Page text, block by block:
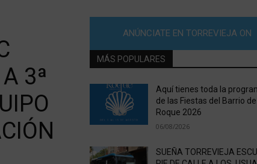
3ª
ANÚNCIATE EN TORREVIEJA ON
MÁS POPULARES
Aquí tienes toda la
de las Fiestas del Barrio
Roque 2026
06/08/2026
SUEÑA TORREVIEJA